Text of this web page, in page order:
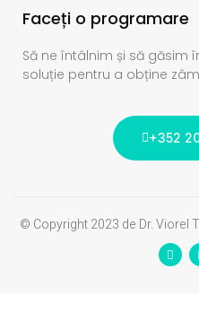
Faceți o programare
Să ne întâlnim și să
soluție pentru a obține
+352
© Copyright 2023 de Dr. Viorel